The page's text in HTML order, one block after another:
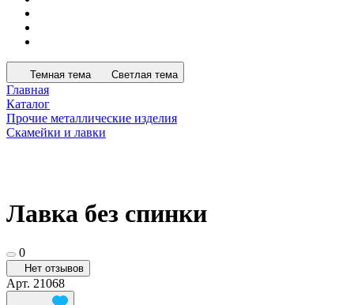
Темная тема Светлая тема
Главная
Каталог
Прочие металлические изделия
Скамейки и лавки
Лавка без спинки
0
Нет отзывов
Арт. 21068